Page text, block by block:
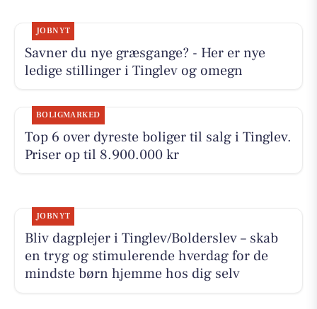
JOBNYT
Savner du nye græsgange? - Her er nye
ledige stillinger i Tinglev og omegn
BOLIGMARKED
Top 6 over dyreste boliger til salg i Tinglev.
Priser op til 8.900.000 kr
JOBNYT
Bliv dagplejer i Tinglev/Bolderslev – skab
en tryg og stimulerende hverdag for de
mindste børn hjemme hos dig selv